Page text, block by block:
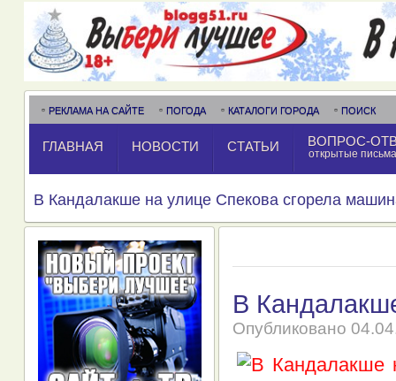
РЕКЛАМА НА САЙТЕ ПОГОДА КАТАЛОГИ ГОРОДА ПОИСК
ГЛАВНАЯ НОВОСТИ СТАТЬИ ВОПРОС-
открытые письма
В Кандалакше на улице Спекова сгорела
В
Опубликовано